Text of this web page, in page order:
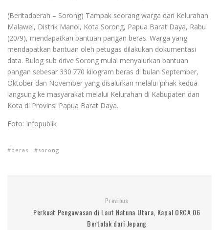
(Beritadaerah – Sorong) Tampak seorang warga dari Kelurahan
Malawei, Distrik Manoi, Kota Sorong, Papua Barat Daya, Rabu
(20/9), mendapatkan bantuan pangan beras. Warga yang
mendapatkan bantuan oleh petugas dilakukan dokumentasi
data. Bulog sub drive Sorong mulai menyalurkan bantuan
pangan sebesar 330.770 kilogram beras di bulan September,
Oktober dan November yang disalurkan melalui pihak kedua
langsung ke masyarakat melalui Kelurahan di Kabupaten dan
Kota di Provinsi Papua Barat Daya.
Foto: Infopublik
beras sorong
Previous
Perkuat Pengawasan di Laut Natuna Utara, Kapal ORCA 06
Bertolak dari Jepang